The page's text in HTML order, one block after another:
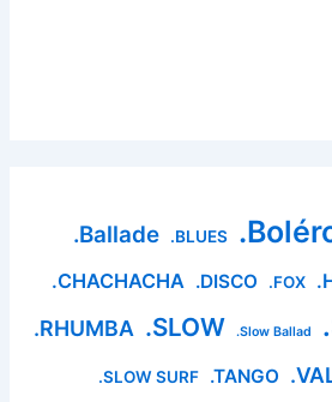
.Ballade .BLUES
.CHACHACHA .DISCO .FOX
.RHUMBA .SLOW .Slow Ballad
.SLOW SURF .TANGO